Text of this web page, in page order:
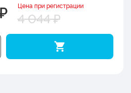
Цена при регистрации
4 044 ₽